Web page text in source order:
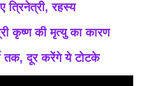
रहस्य
कृष्ण की मृत्यु का कारण
तक, दूर करेंगे ये टोटके